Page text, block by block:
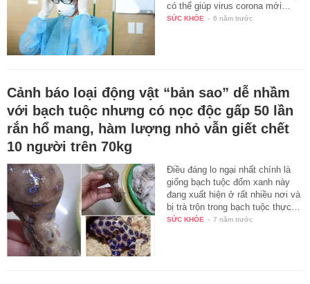
có thể giúp virus corona mới…
SỨC KHỎE - 6 năm trước
Cảnh báo loại động vật “bản sao” dễ nhầm
với bạch tuộc nhưng có nọc độc gấp 50 lần
rắn hổ mang, hàm lượng nhỏ vẫn giết chết
10 người trên 70kg
Điều đáng lo ngại nhất chính là
giống bạch tuộc đốm xanh này
đang xuất hiện ở rất nhiều nơi và
bị trà trộn trong bạch tuộc thực…
SỨC KHỎE - 7 năm trước